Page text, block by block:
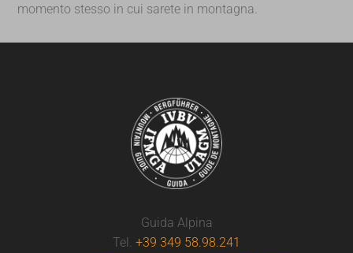
momento stesso in cui sarete in montagna.
Guida Alpina
Tel. +39 349 58.98.241